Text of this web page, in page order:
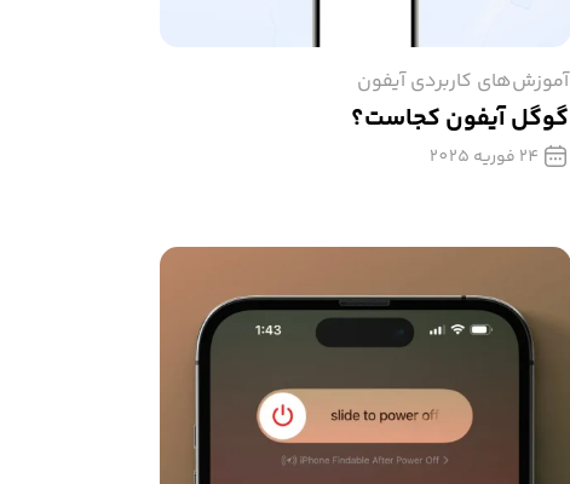
آموزش‌های کاربردی آیفون
گوگل آیفون کجاست؟
24 فوریه 2025